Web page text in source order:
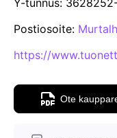
API
Pakotehaku
Tietopankki
Y-tunnus:
Postiosoite:
https://
Ote